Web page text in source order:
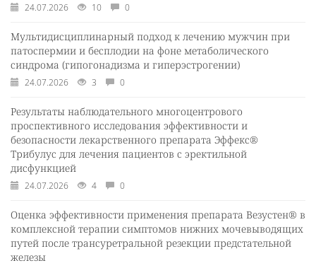
24.07.2026 10 0
Мультидисциплинарный подход к лечению мужчин при
патоспермии и бесплодии на фоне метаболического
синдрома (гипогонадизма и гиперэстрогении)
24.07.2026 3 0
Результаты наблюдательного многоцентрового
проспективного исследования эффективности и
безопасности лекарственного препарата Эффекс®
Трибулус для лечения пациентов с эректильной
дисфункцией
24.07.2026 4 0
Оценка эффективности применения препарата Везустен® в
комплексной терапии симптомов нижних мочевыводящих
путей после трансуретральной резекции предстательной
железы